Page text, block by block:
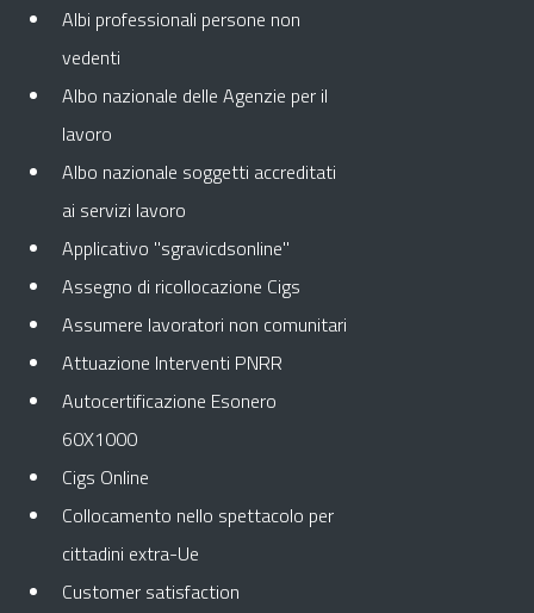
Albi professionali persone non
vedenti
Albo nazionale delle Agenzie per il
lavoro
Albo nazionale soggetti accreditati
ai servizi lavoro
Applicativo "sgravicdsonline"
Assegno di ricollocazione Cigs
Assumere lavoratori non comunitari
Attuazione Interventi PNRR
Autocertificazione Esonero
60X1000
Cigs Online
Collocamento nello spettacolo per
cittadini extra-Ue
Customer satisfaction